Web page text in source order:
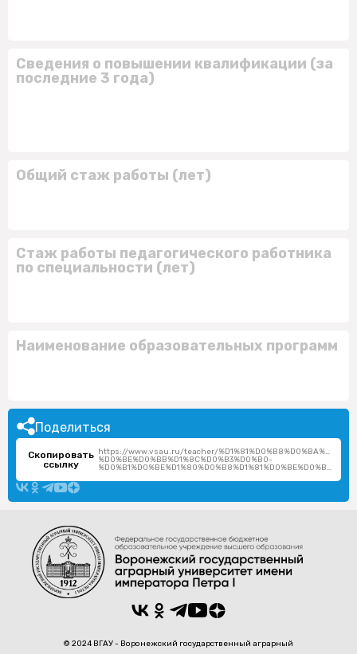
Сведения о повышении квалификации (за
последние 3 года)
Общий стаж работы (лет)
Стаж работы педагогического работника
по специальности (лет)
Наименование образовательных программ
Поделиться
Скопировать
ссылку
https://www.vsau.ru/teacher/
%D0%BE%D0%BB%D1%8C%D0%B3%D0%B0-
%D0%B1%D0%BE%D1%80%D0%B8%D1%81%D0%BE%D0%B2%D0%BD%D0%B0/
© 2024 ВГАУ - Воронежский государственный аграрный